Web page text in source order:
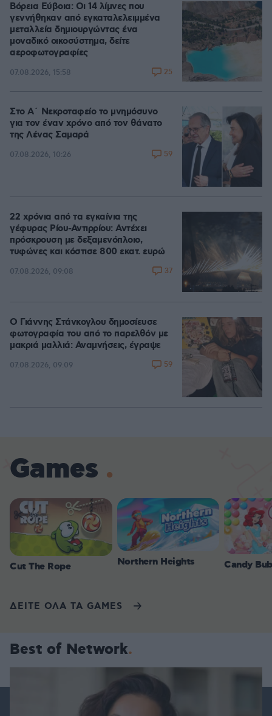
Βόρεια Εύβοια: Οι 14 λίμνες που
γεννήθηκαν από εγκαταλελειμμένα
μεταλλεία δημιουργώντας ένα
μοναδικό οικοσύστημα, δείτε
αεροφωτογραφίες
07.08.2026, 15:58 25
Στο Α΄ Νεκροταφείο το μνημόσυνο
για τον έναν χρόνο από τον θάνατο
της Λένας Σαμαρά
07.08.2026, 10:26 59
22 χρόνια από τα εγκαίνια της
γέφυρας Ρίου-Αντιρρίου: Αντέχει
πρόσκρουση με δεξαμενόπλοιο,
τυφώνες και κόστισε 800 εκατ. ευρώ
07.08.2026, 09:08 37
Ο Γιάννης Στάνκογλου δημοσίευσε
φωτογραφία του από το παρελθόν με
μακριά μαλλιά: Αναμνήσεις, έγραψε
07.08.2026, 09:09 59
Games
Cut The Rope Northern Heights Candy
ΔΕΙΤΕ ΟΛΑ ΤΑ GAMES
Best of Network